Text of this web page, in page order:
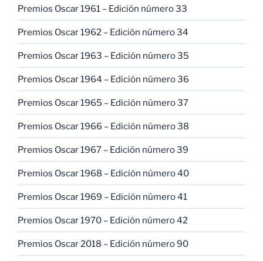
Premios Oscar 1961 – Edición número 33
Premios Oscar 1962 – Edición número 34
Premios Oscar 1963 – Edición número 35
Premios Oscar 1964 – Edición número 36
Premios Oscar 1965 – Edición número 37
Premios Oscar 1966 – Edición número 38
Premios Oscar 1967 – Edición número 39
Premios Oscar 1968 – Edición número 40
Premios Oscar 1969 – Edición número 41
Premios Oscar 1970 – Edición número 42
Premios Oscar 2018 – Edición número 90